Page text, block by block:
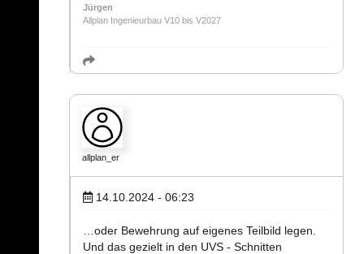
Jürgen
Allplan Ingenieurbau V10 bis V2027
allplan_er
14.10.2024 - 06:23
…oder Bewehrung auf eigenes Teilbild legen.
Und das gezielt in den UVS - Schnitten